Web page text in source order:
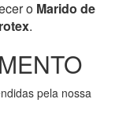
o Marido de
.
pela nossa